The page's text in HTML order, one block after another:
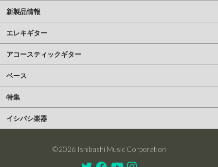
新製品情報
エレキギター
アコースティックギター
ベース
特集
イシバシ楽器
©2026 Ishibashi Music Corporation